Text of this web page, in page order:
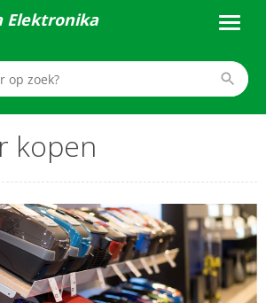
Elektronika
kopen